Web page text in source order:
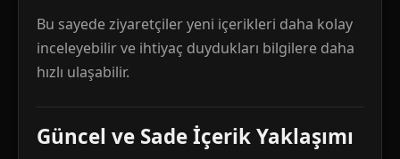
Bu sayede ziyaretçiler yeni içerikleri daha kolay
inceleyebilir ve ihtiyaç duydukları bilgilere daha
hızlı ulaşabilir.
Güncel ve Sade İçerik Yaklaşımı